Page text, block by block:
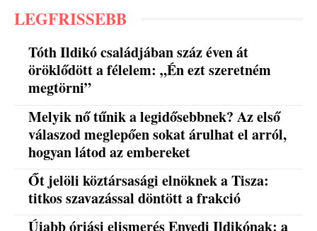
LEGFRISSEBB
Tóth Ildikó családjában száz éven át
öröklődött a félelem: „Én ezt szeretném
megtörni”
Melyik nő tűnik a legidősebbnek? Az első
válaszod meglepően sokat árulhat el arról,
hogyan látod az embereket
Őt jelöli köztársasági elnöknek a Tisza:
titkos szavazással döntött a frakció
Újabb óriási elismerés Enyedi Ildikónak: a